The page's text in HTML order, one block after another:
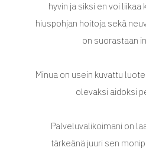
hyvin ja siksi en voi
hiuspohjan hoitoja sekä
on suorastaan
Minua on usein kuvattu
olevaksi aidoksi
Palveluvalikoimani on
tärkeänä juuri sen